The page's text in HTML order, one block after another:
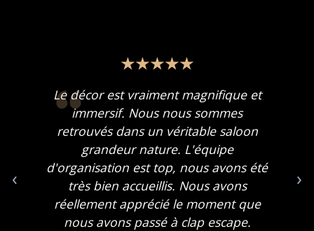
‹
Le décor est vraiment magnifique et
immersif. Nous nous sommes
retrouvés dans un véritable saloon
grandeur nature. L'équipe
d'organisation est top, nous avons été
très bien accueillis. Nous avons
réellement apprécié le moment que
nous avons passé à clap escape.
›